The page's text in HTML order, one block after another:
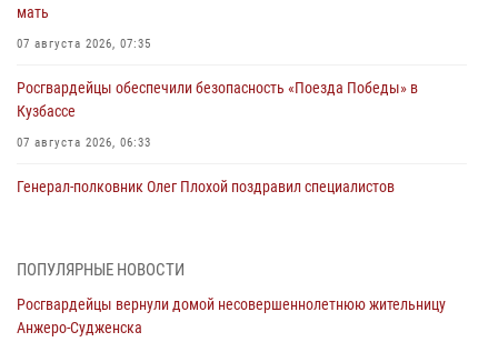
мать
07 августа 2026, 07:35
Росгвардейцы обеспечили безопасность «Поезда Победы» в
Кузбассе
07 августа 2026, 06:33
Генерал-полковник Олег Плохой поздравил специалистов
07 августа 2026, 05:32
С 1 сентября 2026 года вступает в силу новый федеральный закон о
частной охранной деятельности
ПОПУЛЯРНЫЕ НОВОСТИ
Росгвардейцы вернули домой несовершеннолетнюю жительницу
Анжеро-Судженска